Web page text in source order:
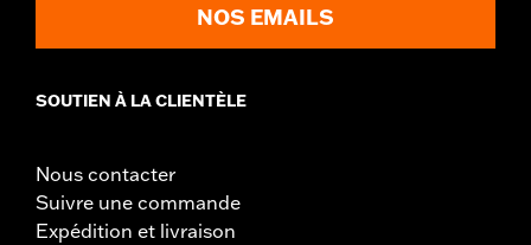
NOS EMAILS
SOUTIEN À LA CLIENTÈLE
Nous contacter
Suivre une commande
Expédition et livraison